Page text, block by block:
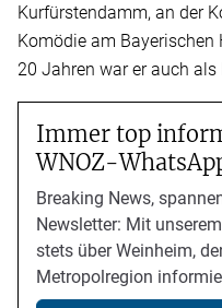
Kurfürstendamm, an der
Komödie am
20 Jahren war er auch als
Immer top
WNOZ-
Breaking News,
Newsletter: Mit
stets über Weinheim,
Metropolregion